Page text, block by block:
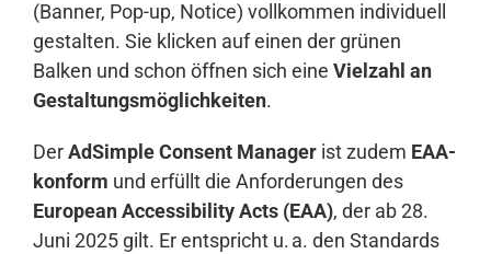
(Banner, Pop-up, Notice) vollkommen individuell
gestalten. Sie klicken auf einen der grünen
Balken und schon öffnen sich eine Vielzahl an
Gestaltungsmöglichkeiten.
DerAdSimple Consent Manager ist zudem EAA-
konform und erfüllt die Anforderungen des
European Accessibility Acts (EAA), der ab 28.
Juni 2025 gilt. Er entspricht u. a. den Standards